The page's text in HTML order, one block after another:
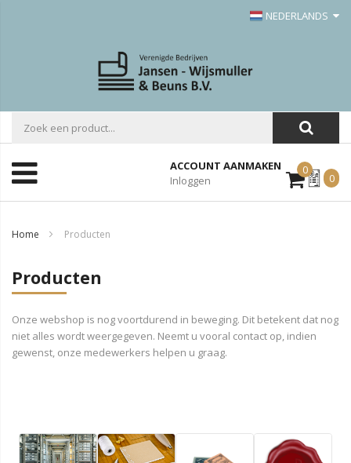
NEDERLANDS
ACCOUNT AANMAKEN
Inloggen
0Mijn
Offerte
0
Home Producten
Producten
Onze webshop is nog voortdurend in beweging. Dit betekent dat nog
niet alles wordt weergegeven. Neemt u vooral contact op, indien
gewenst, onze medewerkers helpen u graag.